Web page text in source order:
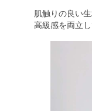
肌触りの良い
高級感を両立し